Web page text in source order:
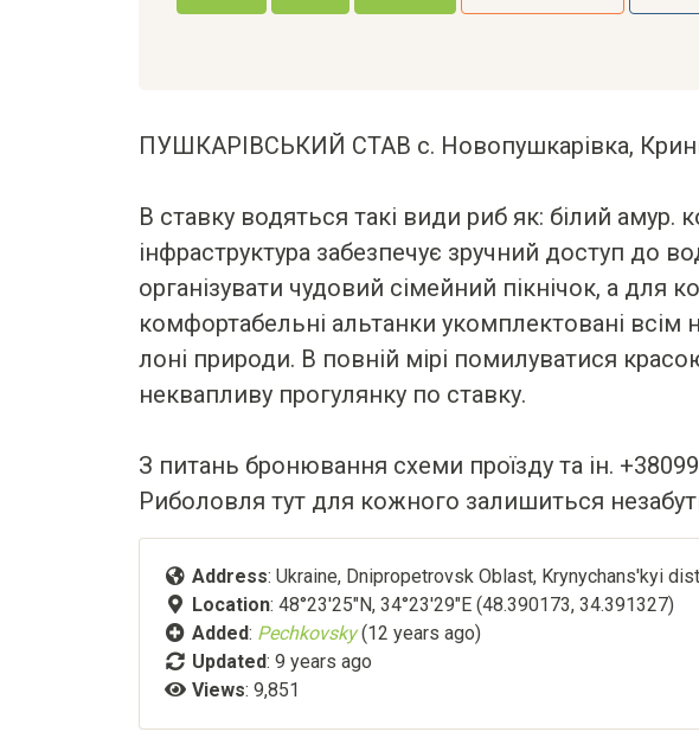
ПУШКАРІВСЬКИЙ СТАВ с. Новопушкарівка,
В ставку водяться такі види риб як: білий
інфраструктура забезпечує зручний доступ до
організувати чудовий сімейний пікнічок, а для
комфортабельні альтанки укомплектовані всім
лоні природи. В повній мірі помилуватися
неквапливу прогулянку по ставку.
З питань бронювання схеми проїзду та ін.
Риболовля тут для кожного залишиться
Address: Ukraine, Dnipropetrovsk Oblast, Krynychans'kyi
Location: 48°23'25"N, 34°23'29"E (48.390173, 34.391327)
Added: Pechkovsky (12 years ago)
Updated: 9 years ago
Views: 9,851